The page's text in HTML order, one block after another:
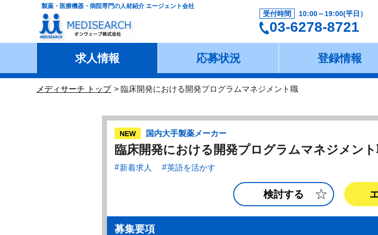
製薬・医療機器・病院専門の人材紹介 エージェント会社
受付時間 10:00～19:00(平日）
03-6278-8721
求人情報 応募状況 登録情報
メディサーチ トップ 臨床開発における開発プログラムマネジメント職
NEW 国内大手製薬メーカー
臨床開発における開発プログラムマネジメン
新着求人 英語を活かす
検討する
募集要項